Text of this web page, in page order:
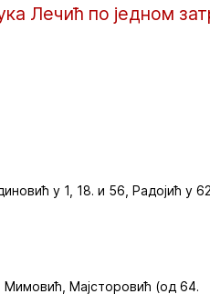
Лечић по једном
у 1, 18. и 56, Радојић у
Мајсторовић (од 64.